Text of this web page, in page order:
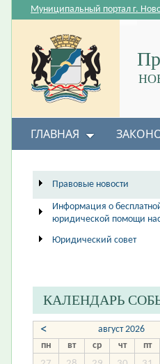
Муниципальный портал г.
ГЛАВНАЯ
Правовые новости
Информация о
юридической помощи
Юридический совет
КАЛЕНДАРЬ
< август 2026
пн вт ср чт пт